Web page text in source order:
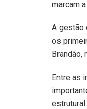
marcam
A gestão
os
Brandão,
Entre as